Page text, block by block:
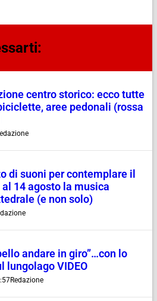
centro storico: ecco tutte
aree pedonali (rossa
di suoni per contemplare il
14 agosto la musica
(e non solo)
andare in giro”…con lo
lungolago VIDEO
Redazione